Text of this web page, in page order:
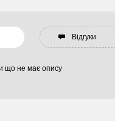
Відгуки
що не має опису